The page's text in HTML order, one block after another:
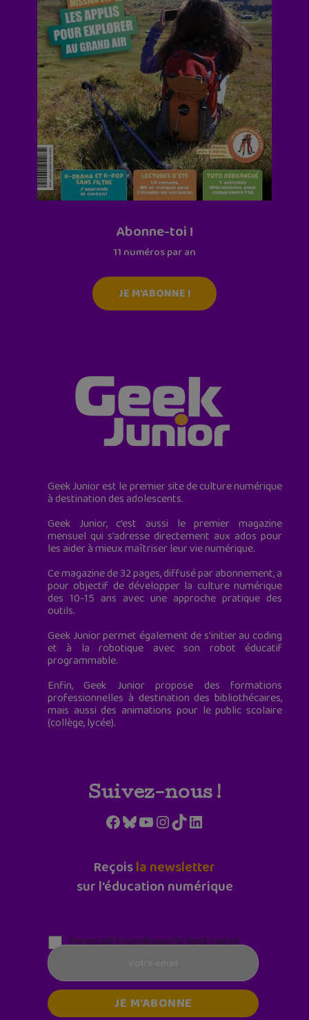
Abonne-toi !
11 numéros par an
JE M'ABONNE !
Geek Junior est le premier site de culture numérique
à destination des adolescents.
Geek Junior, c’est aussi le premier magazine
mensuel qui s’adresse directement aux ados pour
les aider à mieux maîtriser leur vie numérique.
Ce magazine de 32 pages, diffusé par abonnement, a
pour objectif de développer la culture numérique
des 10-15 ans avec une approche pratique des
outils.
Geek Junior permet également de s'initier au coding
et à la robotique avec son robot éducatif
programmable.
Enfin, Geek Junior propose des formations
professionnelles à destination des bibliothécaires,
mais aussi des animations pour le public scolaire
(collège, lycée).
Suivez-nous !
Facebook
Bluesky
YouTube
Instagram
TikTokLinkedIn
Reçoisla newsletter
sur l'éducation numérique
Parentalité numérique (le lundi matin)